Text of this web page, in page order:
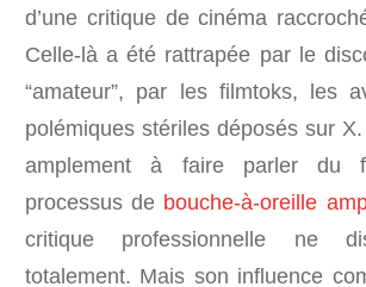
d’une critique de cinéma
Celle-là a été rattrapée par le
“amateur”, par les filmtoks, les
polémiques stériles déposés sur
amplement à faire parler du
processus de bouche-à-oreille
critique professionnelle ne
totalement. Mais son influence